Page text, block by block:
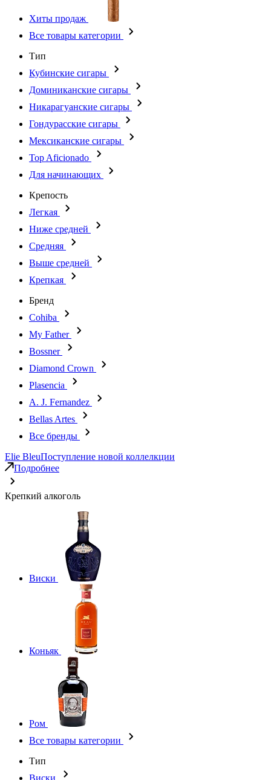
Хиты продаж
Все товары категории
Тип
Кубинские сигары
Доминиканские сигары
Никарагуанские сигары
Гондурасские сигары
Мексиканские сигары
Top Aficionado
Для начинающих
Крепость
Легкая
Ниже средней
Средняя
Выше средней
Крепкая
Бренд
Cohiba
My Father
Bossner
Diamond Crown
Plasencia
A. J. Fernandez
Bellas Artes
Все бренды
Elie BleuПоступление новой коллелкции
Подробнее
Крепкий алкоголь
Виски
Коньяк
Ром
Все товары категории
Тип
Виски